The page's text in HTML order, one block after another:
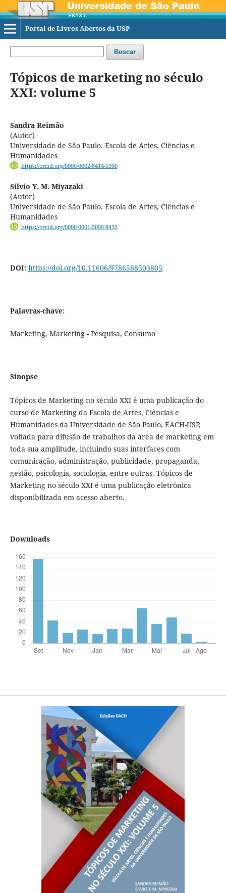
Portal de Livros Abertos da USP
Buscar
Tópicos de marketing no século
XXI: volume 5
Sandra Reimão
(Autor)
Universidade de São Paulo. Escola de Artes, Ciências e
Humanidades
https://orcid.org/0000-0002-8414-1390
Silvio Y. M. Miyazaki
(Autor)
Universidade de São Paulo. Escola de Artes, Ciências e
Humanidades
https://orcid.org/0000-0001-5098-9433
DOI: https://doi.org/10.11606/9786588503805
Palavras-chave:
Marketing, Marketing - Pesquisa, Consumo
Sinopse
Tópicos de Marketing no século XXI é uma publicação do
curso de Marketing da Escola de Artes, Ciências e
Humanidades da Universidade de São Paulo, EACH-USP,
voltada para difusão de trabalhos da área de marketing em
toda sua amplitude, incluindo suas interfaces com
comunicação, administração, publicidade, propaganda,
gestão, psicologia, sociologia, entre outras. Tópicos de
Marketing no século XXI é uma publicação eletrônica
disponibilizada em acesso aberto.
Downloads